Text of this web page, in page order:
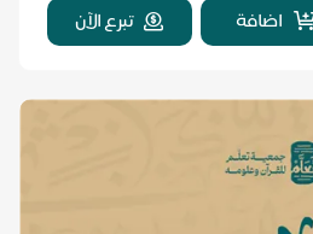
اضافة
تبرع الآن